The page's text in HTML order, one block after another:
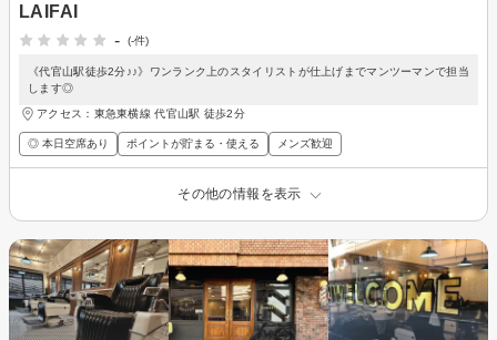
LAIFAI
-
(-件)
《代官山駅徒歩2分♪♪》ワンランク上のスタイリストが仕上げまでマンツーマンで担当
します◎
アクセス：東急東横線 代官山駅 徒歩2分
◎ 本日空席あり ポイントが貯まる・使える メンズ歓迎
その他の情報を表示